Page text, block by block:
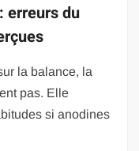
erreurs du
la balance, la
pas. Elle
si anodines